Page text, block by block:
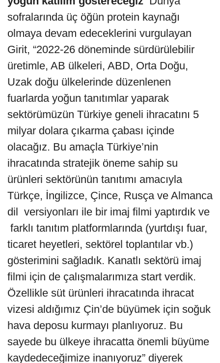
sofralarında üç öğün protein kaynağı
olmaya devam edeceklerini vurgulayan
Girit, “2022-26 döneminde sürdürülebilir
üretimle, AB ülkeleri, ABD, Orta Doğu,
Uzak doğu ülkelerinde düzenlenen
fuarlarda yoğun tanıtımlar yaparak
sektörümüzün Türkiye geneli ihracatını 5
milyar dolara çıkarma çabası içinde
olacağız. Bu amaçla Türkiye’nin
ihracatında stratejik öneme sahip su
ürünleri sektörünün tanıtımı amacıyla
Türkçe, İngilizce, Çince, Rusça ve Almanca
dil versiyonları ile bir imaj filmi yaptırdık ve
farklı tanıtım platformlarında (yurtdışı fuar,
ticaret heyetleri, sektörel toplantılar vb.)
gösterimini sağladık. Kanatlı sektörü imaj
filmi için de çalışmalarımıza start verdik.
Özellikle süt ürünleri ihracatında ihracat
vizesi aldığımız Çin’de büyümek için soğuk
hava deposu kurmayı planlıyoruz. Bu
sayede bu ülkeye ihracatta önemli büyüme
kaydedeceğimize inanıyoruz” diyerek